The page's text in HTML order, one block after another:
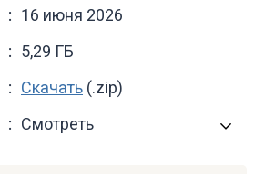
16 июня 2026
5,29 ГБ
Скачать (.zip)
Смотреть